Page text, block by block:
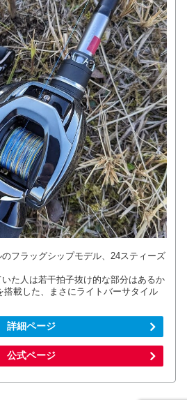
フラッグシップモデル、24スティーズ
た人は若干拍子抜け的な部分はあるか
搭載した、まさにライトバーサタイル
詳細ページ
公式ページ